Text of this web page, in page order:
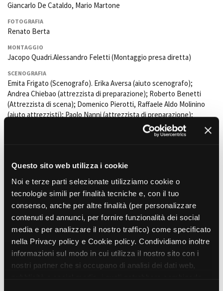
Questo sito web utilizza i cookie
Noi e terze parti selezionate utilizziamo cookie o
tecnologie simili per finalità tecniche e, con il tuo
consenso, anche per altre finalità (per personalizzare
contenuti ed annunci, per fornire funzionalità dei social
media e per analizzare il nostro traffico) come specificato
nella Privacy policy e Cookie policy. Condividiamo inoltre
informazioni sul modo in cui utilizza il nostro sito con i
nostri partner che si occupano di analisi dei dati web,
Giancarlo De Cataldo, Mario Martone
FOTOGRAFIA
Renato Berta
MONTAGGIO
Jacopo Quadri.Alessandro Feletti (Montaggio presa diretta)
SCENOGRAFIA
Emita Frigato (Scenografo). Erika Aversa (aiuto scenografo);
Andrea Chiebao (attrezzista di preparazione); Roberto Benetti
(Attrezzista di scena); Domenico Pierotti, Raffaele Aldo Molinino
(aiuto attrezzisti);Paolo Nanni(attrezzista di preparazione);
Giorgio Barullo e Loredana Bonini (pittori di scena).FargoLegno
Ursula Patzack (Costumista); Emiliano Mancini (aiuto costumista);
Elisabetta Antico (1° assistente costumista); Claudette Lilly, Valeria
Bistoni eFrancesca Cibischino(assistente costumista);
Giovene(aiuto costumista e sarta); Nadia Salvatore (capo sarta);
Elena Pascaniuch eIlaria Belloste(sarte); Domenica Columpsi e
Sara Pantusa (aiuto sarta); Stefania Berrino (aggiunta costumi).
MUSICA ORIGINALE
Hubert Westkemper, Edizioni musicali RAI TRADE
MUSICHE DI REPERTORIO
musiche di Giuseppe Verdi, Vincenzo Bellini e Gioacchino Rossini